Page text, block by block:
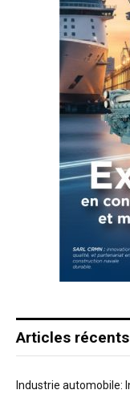
Articles récents
Industrie automobile: